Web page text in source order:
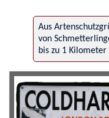
Aus
von
bis zu 1 Kilometer